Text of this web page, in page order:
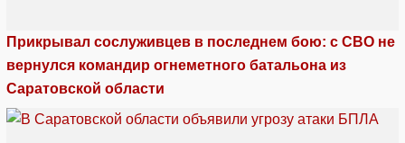
Прикрывал сослуживцев в последнем бою: с СВО не
вернулся командир огнеметного батальона из
Саратовской области